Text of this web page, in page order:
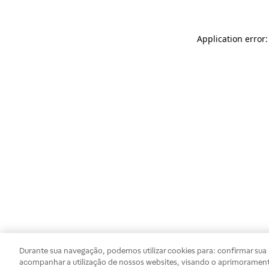
Application
Durante sua navegação, podemos utilizar cookies para: confirmar
acompanhar a utilização de nossos websites, visando o